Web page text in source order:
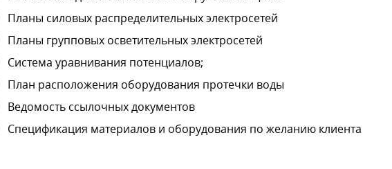
Планы силовых распределительных электросетей
Планы групповых осветительных электросетей
Система уравнивания потенциалов;
План расположения оборудования протечки воды
Ведомость ссылочных документов
Спецификация материалов и оборудования по желанию клиента